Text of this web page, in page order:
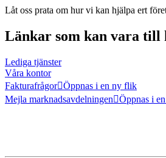
Låt oss prata om hur vi kan hjälpa ert
Länkar som kan vara till
Lediga tjänster
Våra kontor
Fakturafrågor Öppnas i en ny flik
Mejla marknadsavdelningen
Öppnas i